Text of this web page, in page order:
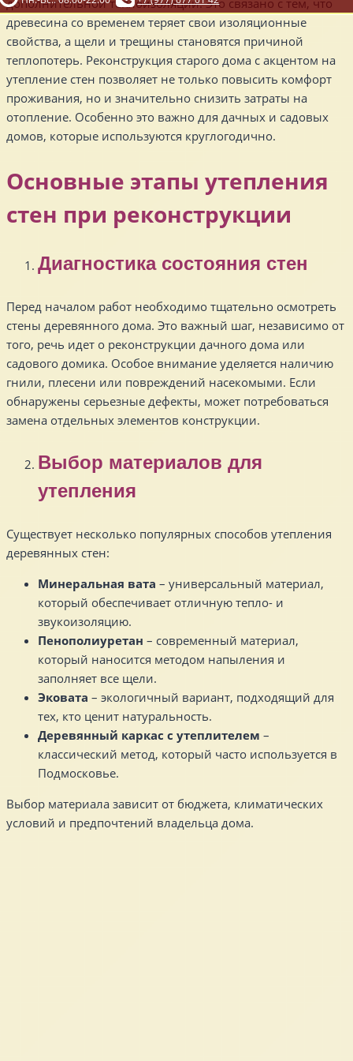
дополнительной теплоизоляции. Это связано с тем, что
древесина со временем теряет свои изоляционные
свойства, а щели и трещины становятся причиной
теплопотерь. Реконструкция старого дома с акцентом на
утепление стен позволяет не только повысить комфорт
проживания, но и значительно снизить затраты на
отопление. Особенно это важно для дачных и садовых
домов, которые используются круглогодично.
Основные этапы утепления
стен при реконструкции
Диагностика состояния стен
Перед началом работ необходимо тщательно осмотреть
стены деревянного дома. Это важный шаг, независимо от
того, речь идет о реконструкции дачного дома или
садового домика. Особое внимание уделяется наличию
гнили, плесени или повреждений насекомыми. Если
обнаружены серьезные дефекты, может потребоваться
замена отдельных элементов конструкции.
Выбор материалов для
утепления
Существует несколько популярных способов утепления
деревянных стен:
Минеральная вата – универсальный материал,
который обеспечивает отличную тепло- и
звукоизоляцию.
Пенополиуретан – современный материал,
который наносится методом напыления и
заполняет все щели.
Эковата – экологичный вариант, подходящий для
тех, кто ценит натуральность.
Деревянный каркас с утеплителем –
классический метод, который часто используется в
Подмосковье.
Выбор материала зависит от бюджета, климатических
условий и предпочтений владельца дома.